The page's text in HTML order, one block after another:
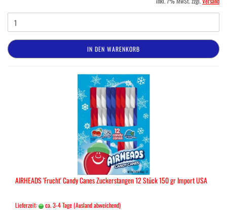
IN DEN WARENKORB
AIRHEADS 'Frucht' Candy Canes Zuckerstangen 12 Stück 150 gr Import USA
Lieferzeit: ca. 3-4 Tage(Ausland abweichend)